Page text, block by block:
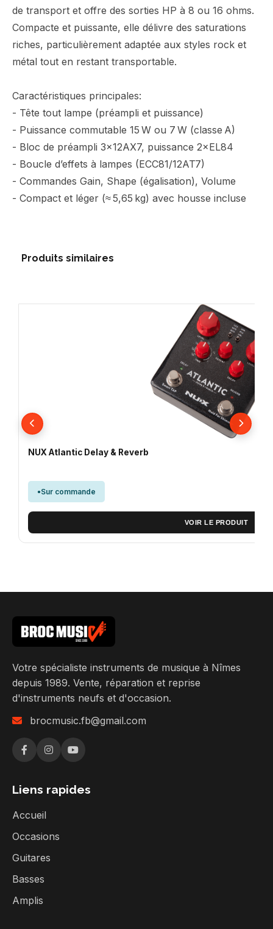
de transport et offre des sorties HP à 8 ou 16 ohms.
Compacte et puissante, elle délivre des saturations
riches, particulièrement adaptée aux styles rock et
métal tout en restant transportable.
Caractéristiques principales:
- Tête tout lampe (préampli et puissance)
- Puissance commutable 15 W ou 7 W (classe A)
- Bloc de préampli 3×12AX7, puissance 2×EL84
- Boucle d’effets à lampes (ECC81/12AT7)
- Commandes Gain, Shape (égalisation), Volume
- Compact et léger (≈ 5,65 kg) avec housse incluse
Produits similaires
NUX Atlantic Delay & Reverb
Sur commande
VOIR LE PRODUIT
Votre spécialiste instruments de musique à Nîmes
depuis 1989. Vente, réparation et reprise
d'instruments neufs et d'occasion.
brocmusic.fb@gmail.com
Liens rapides
Accueil
Occasions
Guitares
Basses
Amplis